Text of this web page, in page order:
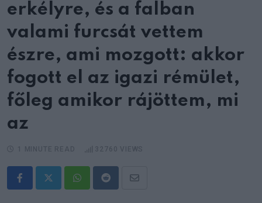
erkélyre, és a falban
valami furcsát vettem
észre, ami mozgott: akkor
fogott el az igazi rémület,
főleg amikor rájöttem, mi
az
WhatsappRedditShare